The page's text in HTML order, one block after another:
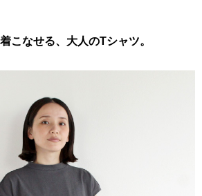
こなせる、大人のTシャツ。